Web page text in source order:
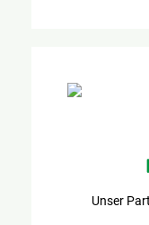
Unser